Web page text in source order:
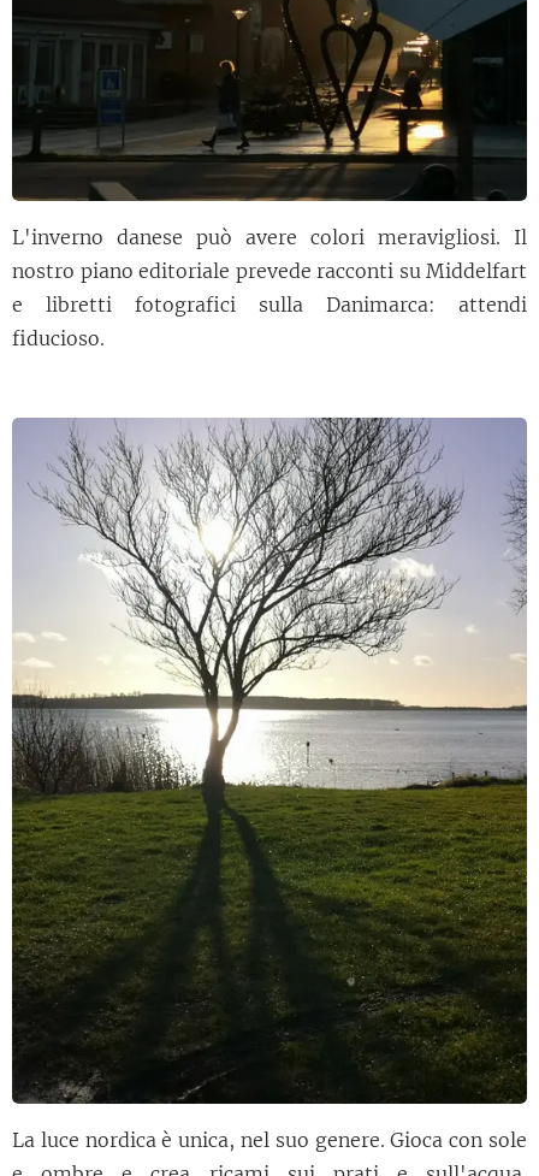
L'inverno danese può avere colori meravigliosi. Il
nostro piano editoriale prevede racconti su Middelfart
e libretti fotografici sulla Danimarca: attendi
fiducioso.
La luce nordica è unica, nel suo genere. Gioca con sole